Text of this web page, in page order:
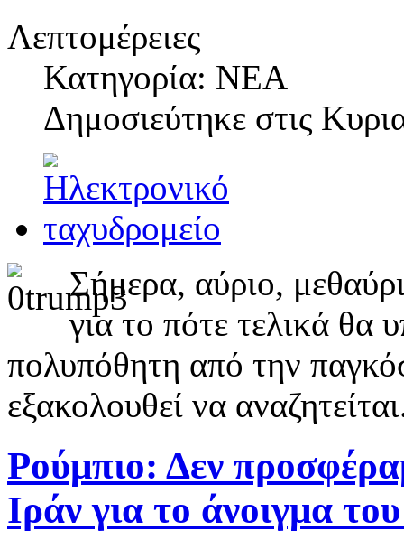
Λεπτομέρειες
Κατηγορία: ΝΕΑ
Δημοσιεύτηκε στις
Σήμερα, αύριο,
για το πότε τελικά θα
πολυπόθητη από την
εξακολουθεί να
Ρούμπιο: Δεν
Ιράν για το άνοιγμα